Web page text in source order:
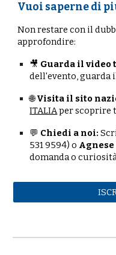
Vuoi saperne di
Non restare con il
approfondire:
🎥 Guarda il video
dell'evento, guarda
🌐Visita il sito
ITALIAper scoprire
💬 Chiedi a noi:
531 9594)o Agnese
domanda o